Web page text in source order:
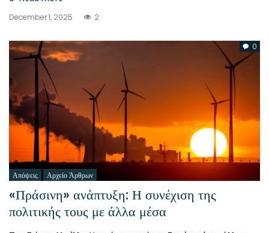
December 1, 2025 2
0
Απόψεις Αρχείο Άρθρων
«Πράσινη» ανάπτυξη: Η συνέχιση της
πολιτικής τους με άλλα μέσα